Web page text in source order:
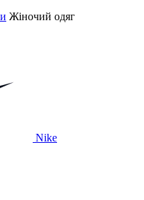
Жіночий одяг
Nike